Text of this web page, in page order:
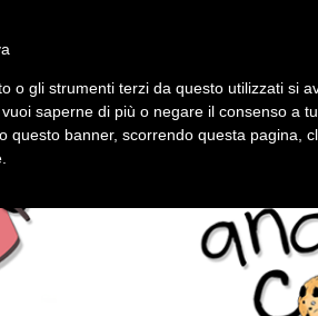
o gli strumenti terzi da questo utilizzati si
vuoi saperne di più o negare il consenso a
questo banner, scorrendo questa pagina,